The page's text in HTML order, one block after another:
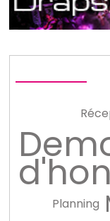
Planning